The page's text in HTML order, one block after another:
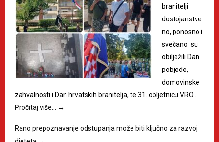
branitelji
dostojanstve
no, ponosno i
svečano su
obilježili Dan
pobjede,
domovinske
zahvalnosti i Dan hrvatskih branitelja, te 31. obljetnicu VRO…
Pročitaj više…
→
Rano prepoznavanje odstupanja može biti ključno za razvoj